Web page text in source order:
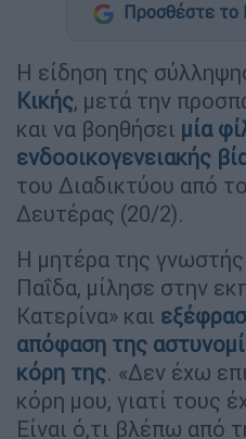
Προσθέστε
Η είδηση της
Κικής, μετά την
και να βοηθήσει μία
ενδοοικογενειακής
του Διαδικτύου από
Δευτέρας (20/2).
Η μητέρα της
Παΐδα, μίλησε στην
Κατερίνα» και
απόφαση της
κόρη της. «Δεν έχω
κόρη μου, γιατί τους
Είναι ό,τι βλέπω από